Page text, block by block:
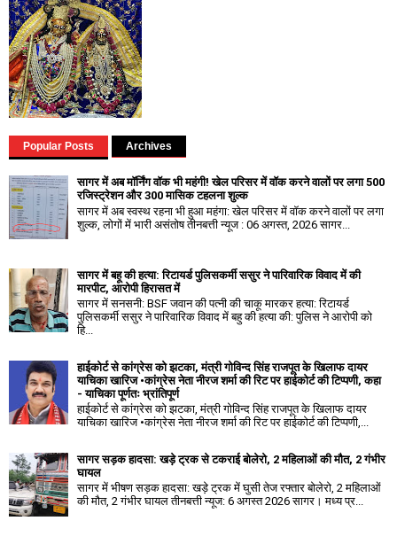
Popular Posts Archives
सागर में अब मॉर्निंग वॉक भी महंगी! खेल परिसर में वॉक करने वालों पर लगा ₹500
रजिस्ट्रेशन और ₹300 मासिक टहलना शुल्क
सागर में अब स्वस्थ रहना भी हुआ महंगा: खेल परिसर में वॉक करने वालों पर लगा
शुल्क, लोगों में भारी असंतोष तीनबत्ती न्यूज : 06 अगस्त, 2026 सागर...
सागर में बहू की हत्या: रिटायर्ड पुलिसकर्मी ससुर ने पारिवारिक विवाद में की
मारपीट, आरोपी हिरासत में
सागर में सनसनी: BSF जवान की पत्नी की चाकू मारकर हत्या: रिटायर्ड
पुलिसकर्मी ससुर ने पारिवारिक विवाद में बहु की हत्या की: पुलिस ने आरोपी को
हि...
हाईकोर्ट से कांग्रेस को झटका, मंत्री गोविन्द सिंह राजपूत के खिलाफ दायर
याचिका खारिज •कांग्रेस नेता नीरज शर्मा की रिट पर हाईकोर्ट की टिप्पणी, कहा
- याचिका पूर्णतः भ्रांतिपूर्ण
हाईकोर्ट से कांग्रेस को झटका, मंत्री गोविन्द सिंह राजपूत के खिलाफ दायर
याचिका खारिज •कांग्रेस नेता नीरज शर्मा की रिट पर हाईकोर्ट की टिप्पणी,...
सागर सड़क हादसा: खड़े ट्रक से टकराई बोलेरो, 2 महिलाओं की मौत, 2 गंभीर
घायल
सागर में भीषण सड़क हादसा: खड़े ट्रक में घुसी तेज रफ्तार बोलेरो, 2 महिलाओं
की मौत, 2 गंभीर घायल तीनबत्ती न्यूज: 6 अगस्त 2026 सागर। मध्य प्र...